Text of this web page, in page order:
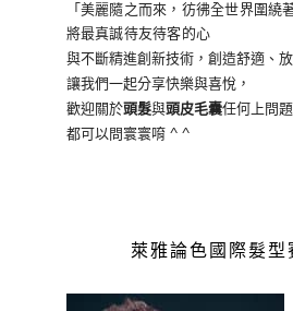
「美麗隨之而來，彷彿全世界圍繞
將最真誠待友待客的心
與不斷精進創新技術，創造舒適、
讓我們一起分享快樂與喜悅，
歡迎關於頭髮與頭皮毛囊任何上問題
都可以問寰寰唷 ^ ^
萊雅論色國際髮